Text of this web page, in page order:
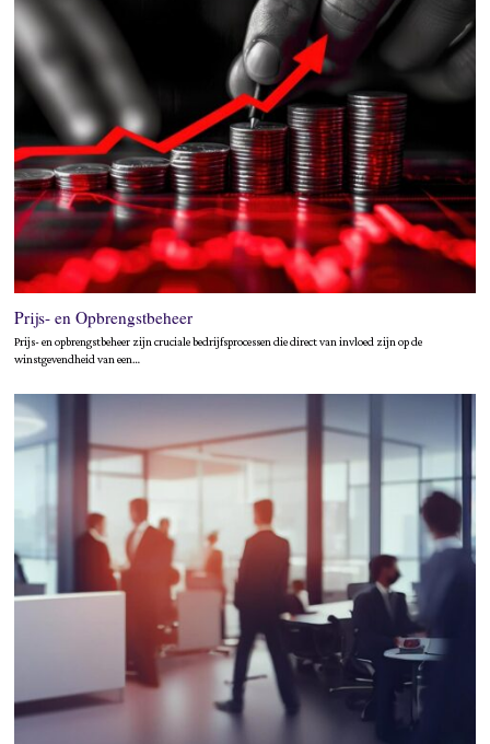
Prijs- en Opbrengstbeheer
Prijs- en opbrengstbeheer zijn cruciale bedrijfsprocessen die direct van invloed zijn op de
winstgevendheid van een…